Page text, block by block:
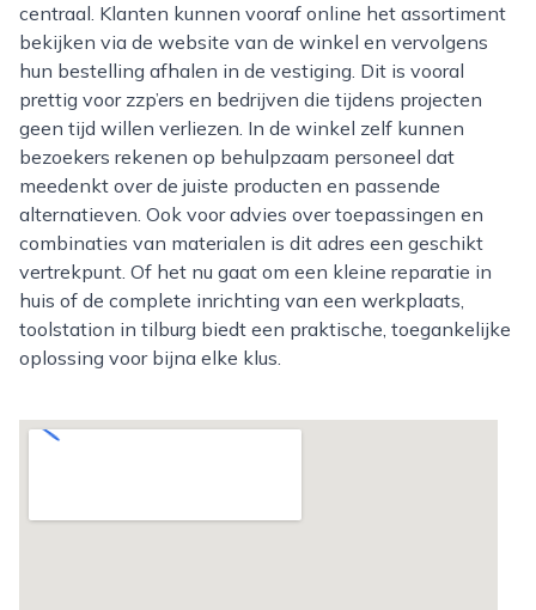
centraal. Klanten kunnen vooraf online het assortiment
bekijken via de website van de winkel en vervolgens
hun bestelling afhalen in de vestiging. Dit is vooral
prettig voor zzp’ers en bedrijven die tijdens projecten
geen tijd willen verliezen. In de winkel zelf kunnen
bezoekers rekenen op behulpzaam personeel dat
meedenkt over de juiste producten en passende
alternatieven. Ook voor advies over toepassingen en
combinaties van materialen is dit adres een geschikt
vertrekpunt. Of het nu gaat om een kleine reparatie in
huis of de complete inrichting van een werkplaats,
toolstation in tilburg biedt een praktische, toegankelijke
oplossing voor bijna elke klus.